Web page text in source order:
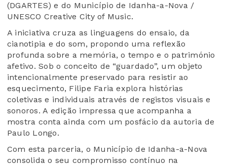
(DGARTES) e do Município de Idanha-a-Nova /
UNESCO Creative City of Music.
A iniciativa cruza as linguagens do ensaio, da
cianotipia e do som, propondo uma reflexão
profunda sobre a memória, o tempo e o património
afetivo. Sob o conceito de “guardado”, um objeto
intencionalmente preservado para resistir ao
esquecimento, Filipe Faria explora histórias
coletivas e individuais através de registos visuais e
sonoros. A edição impressa que acompanha a
mostra conta ainda com um posfácio da autoria de
Paulo Longo.
Com esta parceria, o Município de Idanha-a-Nova
consolida o seu compromisso contínuo na